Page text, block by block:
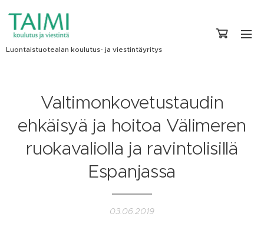
Luontaistuotealan koulutus- ja viestintäyritys
Valtimonkovetustaudin
ehkäisyä ja hoitoa Välimeren
ruokavaliolla ja ravintolisillä
Espanjassa
03.06.2019